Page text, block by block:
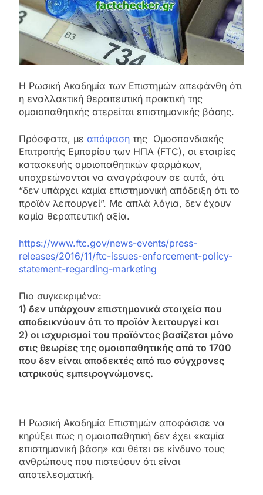
Η Ρωσική Ακαδημία των Επιστημών απεφάνθη ότι
η εναλλακτική θεραπευτική πρακτική της
ομοιοπαθητικής στερείται επιστημονικής βάσης.
Πρόσφατα, με απόφαση της Ομοσπονδιακής
Επιτροπής Εμπορίου των ΗΠΑ (FTC), οι εταιρίες
κατασκευής ομοιοπαθητικών φαρμάκων,
υποχρεώνονται να αναγράφουν σε αυτά, ότι
“δεν υπάρχει καμία επιστημονική απόδειξη ότι το
προϊόν λειτουργεί”. Με απλά λόγια, δεν έχουν
καμία θεραπευτική αξία.
https://www.ftc.gov/news-events/press-
releases/2016/11/ftc-issues-enforcement-policy-
statement-regarding-marketing
Πιο συγκεκριμένα:
1) δεν υπάρχουν επιστημονικά στοιχεία που
αποδεικνύουν ότι το προϊόν λειτουργεί και
2) οι ισχυρισμοί του προϊόντος βασίζεται μόνο
στις θεωρίες της ομοιοπαθητικής από το 1700
που δεν είναι αποδεκτές από πιο σύγχρονες
ιατρικούς εμπειρογνώμονες.
Η Ρωσική Ακαδημία Επιστημών αποφάσισε να
κηρύξει πως η ομοιοπαθητική δεν έχει «καμία
επιστημονική βάση» και θέτει σε κίνδυνο τους
ανθρώπους που πιστεύουν ότι είναι
αποτελεσματική.